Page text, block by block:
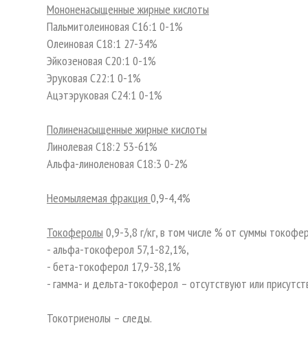
Мононенасыщенные жирные кислоты
Пальмитолеиновая С16:1 0-1%
Олеиновая С18:1 27-34%
Эйкозеновая С20:1 0-1%
Эруковая С22:1 0-1%
Ацэтэруковая С24:1 0-1%
Полиненасыщенные жирные кислоты
Линолевая С18:2 53-61%
Альфа-линоленовая С18:3 0-2%
Неомыляемая фракция 0,9-4,4%
Токоферолы 0,9-3,8 г/кг, в том числе % от суммы
- альфа-токоферол 57,1-82,1%,
- бета-токоферол 17,9-38,1%
- гамма- и дельта-токоферол – отсутствуют или
Токотриенолы – следы.